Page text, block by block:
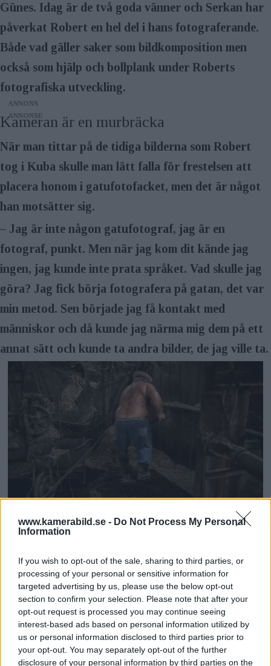
www.kamerabild.se - Do Not Process My Personal
Information
If you wish to opt-out of the sale, sharing to third parties, or
processing of your personal or sensitive information for
targeted advertising by us, please use the below opt-out
section to confirm your selection. Please note that after your
opt-out request is processed you may continue seeing
interest-based ads based on personal information utilized by
us or personal information disclosed to third parties prior to
your opt-out. You may separately opt-out of the further
disclosure of your personal information by third parties on the
Günes. Idag är de två goda vänner och Serkan har
påverkat Robert en hel del i hans fotograferande.
Både vad gäller saker som bildkomposition men
också som hjälp och bollplank under Roberts
fotografiska utveckling.
ANNONS
Kameran är en murbräcka
När man tittar på de tidiga bilderna som Robert
tog i Kuba skulle man lätt falla för frestelsen att
placera honom i gatufotofacket, men det är något
han motsätter sig.
– Jag är inte någon gatufotograf, jag är en
fotograf, punkt. Men när jag kom dit kände jag
ingen, jag kunde inte prata språket. Vad skulle jag
göra? Jag fick börja fotografera på gatan, det var
min metod. Sen började jag få kontakt med
människor och då kunde jag närma mig dem på ett
annat sätt och kunde ta andra bilder, de jag ville ta.
nyfikenheten på andra människor. Han vill se hur de
lever. Hur de har det. Vad som driver dem. Komma
in under den ytliga fernissan och komma åt de
riktiga människorna där bakom.
– Jag skulle säkert vara lika nyfiken och vilja träffa